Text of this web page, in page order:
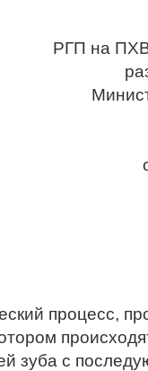
РГП на ПХВ
процесс,
зуба с